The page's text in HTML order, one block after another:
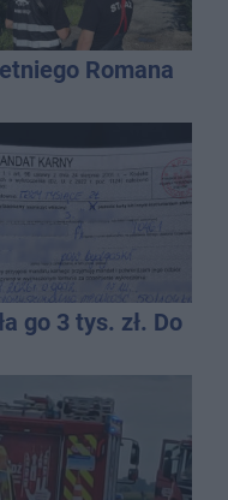
Romana
go 3 tys. zł. Do